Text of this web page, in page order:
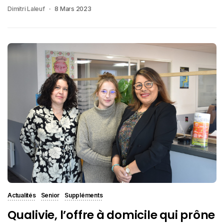
Dimitri Laleuf 8 Mars 2023
Actualités Senior Suppléments
Qualivie, l’offre à domicile qui prône